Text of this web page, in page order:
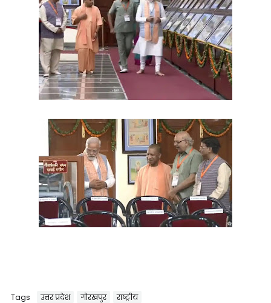
Tags उत्तर प्रदेश गोरखपुर राष्ट्रीय